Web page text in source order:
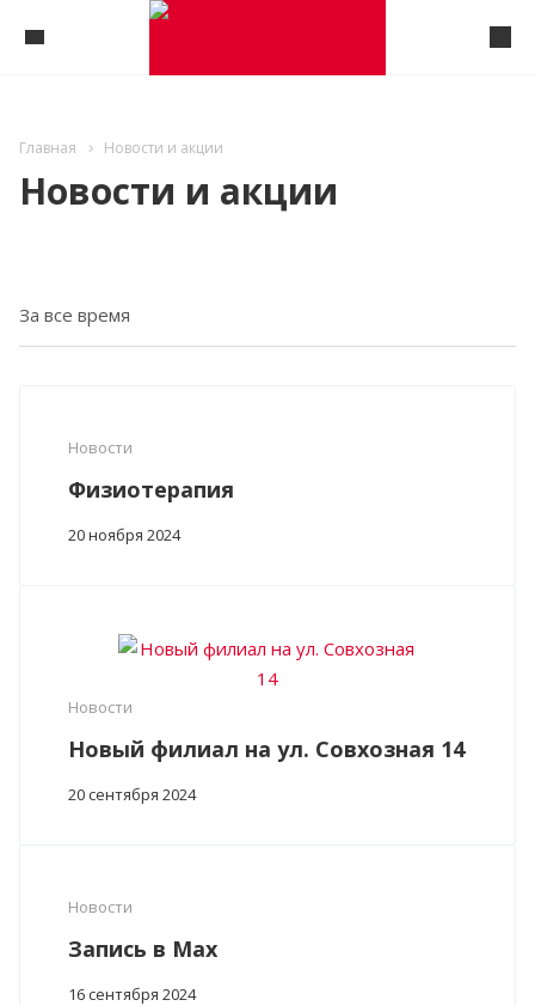
Главная Новости и акции
Новости и акции
Новости
Физиотерапия
20 ноября 2024
Новости
Новый филиал на ул. Совхозная 14
20 сентября 2024
Новости
Запись в Max
16 сентября 2024